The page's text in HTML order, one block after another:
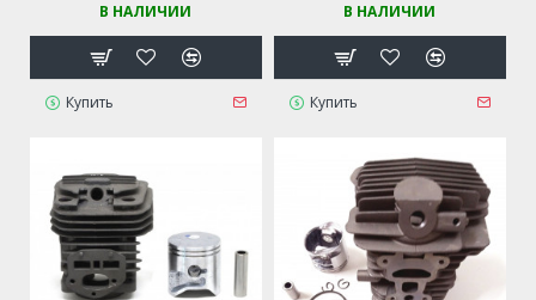
В НАЛИЧИИ
Купить
В НАЛИЧИИ
Купить